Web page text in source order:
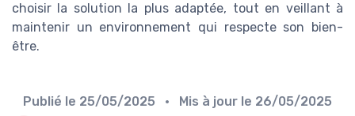
choisir la solution la plus adaptée, tout en veillant à
maintenir un environnement qui respecte son bien-
être.
Publié le 25/05/2025 • Mis à jour le 26/05/2025